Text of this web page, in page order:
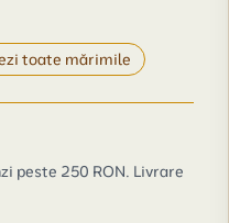
toate mărimile
peste 250 RON. Livrare